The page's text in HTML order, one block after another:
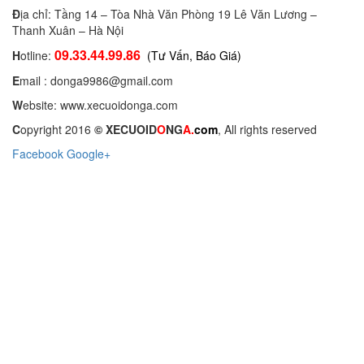
Địa chỉ: Tầng 14 – Tòa Nhà Văn Phòng 19 Lê Văn Lương –
Thanh Xuân – Hà Nội
Hotline: 09.33.44.99.86 (Tư Vấn, Báo Giá)
Email : donga9986@gmail.com
Website: www.xecuoidonga.com
Copyright 2016 © XECUOIDONGA.com, All rights reserved
Facebook Google+